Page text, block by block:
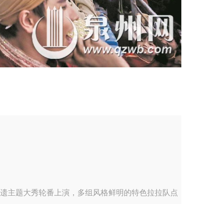
主题大秀轮番上演，多组风格鲜明的特色拉拉队点